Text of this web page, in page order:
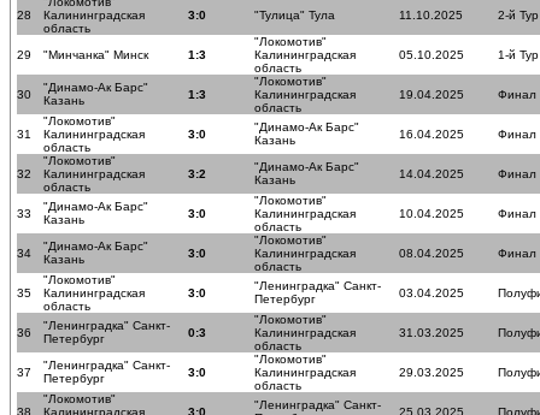
28
Калининградская
область
3:0 "Тулица" Тула 11.10.2025 2-й Тур
29 "Минчанка" Минск 1:3
"Локомотив"
Калининградская
область
05.10.2025 1-й Тур
30
"Динамо-Ак Барс"
Казань
1:3
"Локомотив"
Калининградская
область
19.04.2025 Финал
31
"Локомотив"
Калининградская
область
3:0
"Динамо-Ак Барс"
Казань
16.04.2025 Финал
32
"Локомотив"
Калининградская
область
3:2
"Динамо-Ак Барс"
Казань
14.04.2025 Финал
33
"Динамо-Ак Барс"
Казань
3:0
"Локомотив"
Калининградская
область
10.04.2025 Финал
34
"Динамо-Ак Барс"
Казань
3:0
"Локомотив"
Калининградская
область
08.04.2025 Финал
35
"Локомотив"
Калининградская
область
3:0
"Ленинградка" Санкт-
Петербург
03.04.2025
36
"Ленинградка" Санкт-
Петербург
0:3
"Локомотив"
Калининградская
область
31.03.2025
37
"Ленинградка" Санкт-
Петербург
3:0
"Локомотив"
Калининградская
область
29.03.2025
38
"Локомотив"
Калининградская
3:0
"Ленинградка" Санкт-
25.03.2025